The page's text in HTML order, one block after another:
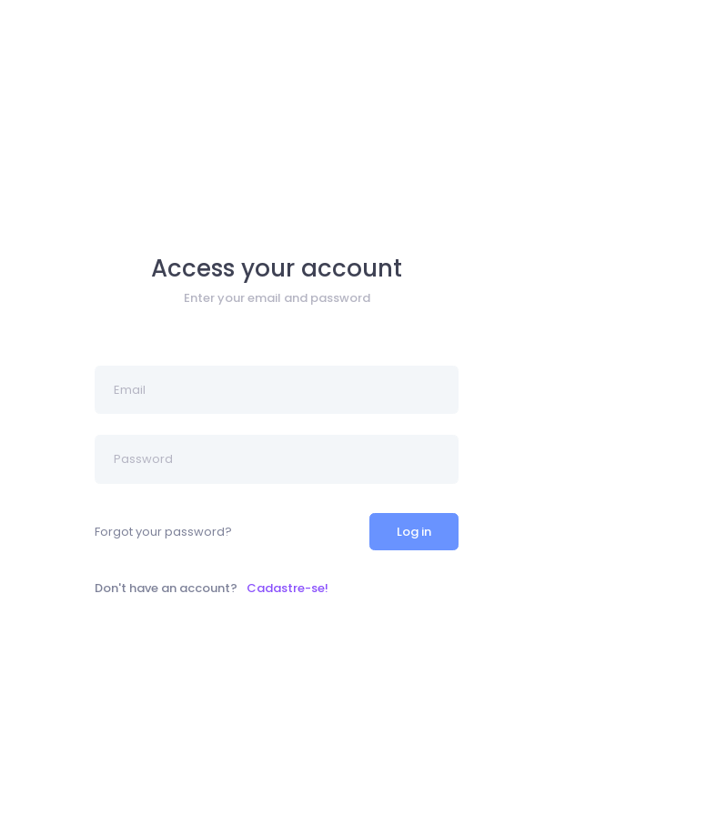
Access your account
Enter your email and password
Forgot your password? Log in
Don't have an account? Cadastre-se!